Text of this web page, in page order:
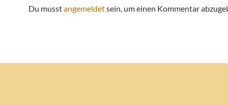
Du musstangemeldetsein, um einen Kommentar